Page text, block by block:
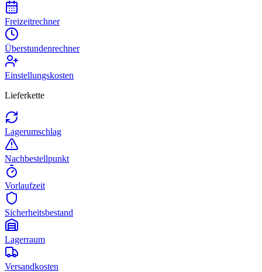
Freizeitrechner
Überstundenrechner
Einstellungskosten
Lieferkette
Lagerumschlag
Nachbestellpunkt
Vorlaufzeit
Sicherheitsbestand
Lagerraum
Versandkosten